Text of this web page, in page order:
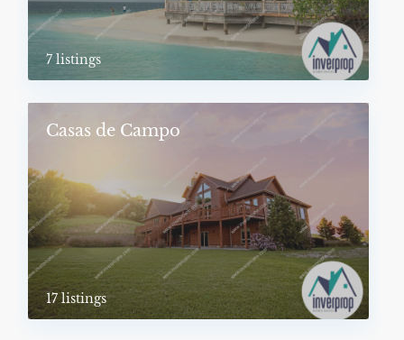
7 listings
Casas de Campo
17 listings